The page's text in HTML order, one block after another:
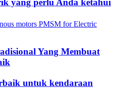
yang perlu Anda ketahui
Yang Membuat
untuk kendaraan